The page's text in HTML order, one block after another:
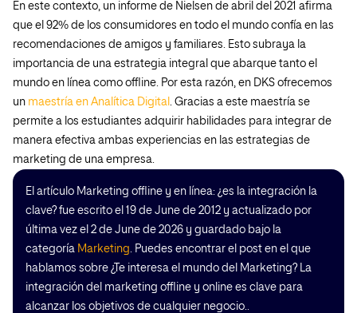
En este contexto, un informe de Nielsen de abril del 2021 afirma
que el 92% de los consumidores en todo el mundo confía en las
recomendaciones de amigos y familiares. Esto subraya la
importancia de una estrategia integral que abarque tanto el
mundo en línea como offline. Por esta razón, en DKS ofrecemos
un maestría en Analítica Digital . Gracias a este maestría se
permite a los estudiantes adquirir habilidades para integrar de
manera efectiva ambas experiencias en las estrategias de
marketing de una empresa.
El artículo Marketing offline y en línea: ¿es la integración la
clave? fue escrito el 19 de June de 2012 y actualizado por
última vez el 2 de June de 2026 y guardado bajo la
categoría Marketing. Puedes encontrar el post en el que
hablamos sobre ¿Te interesa el mundo del Marketing? La
integración del marketing offline y online es clave para
alcanzar los objetivos de cualquier negocio..